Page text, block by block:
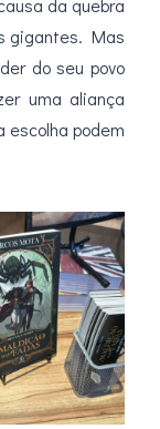
da quebra
gigantes. Mas
do seu povo
uma aliança
escolha podem